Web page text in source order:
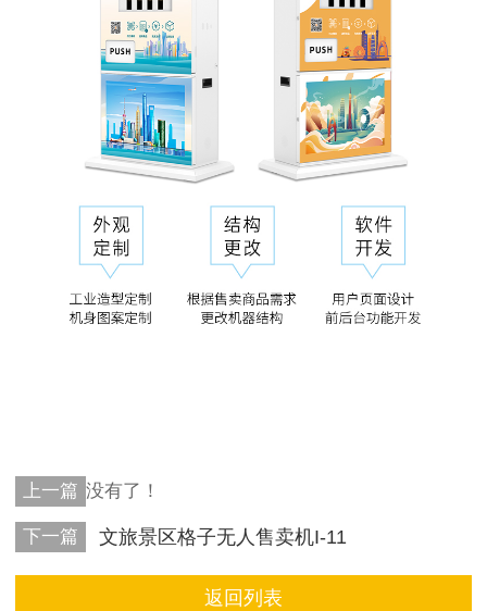
上一篇 没有了！
下一篇 文旅景区格子无人售卖机I-11
返回列表